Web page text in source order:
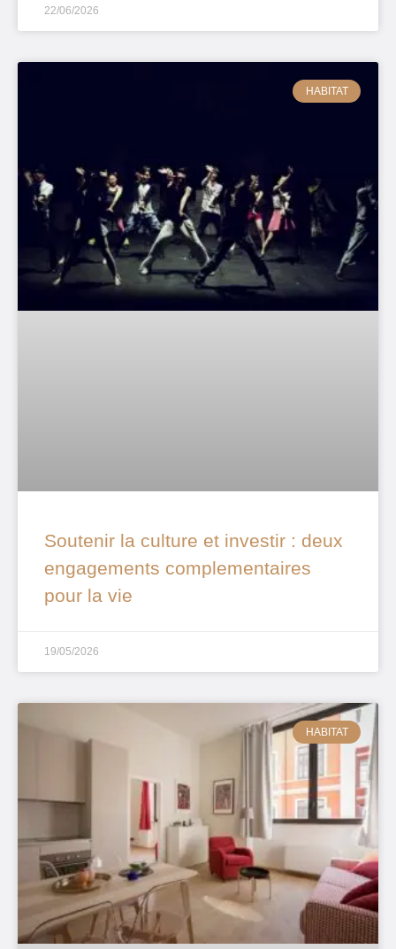
22/06/2026
HABITAT
Soutenir la culture et investir : deux
engagements complementaires
pour la vie
19/05/2026
HABITAT